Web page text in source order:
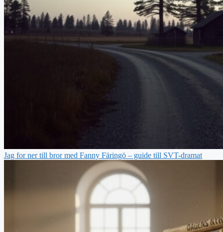
Jag for ner till bror med Fanny Färingö – guide till SVT-dramat